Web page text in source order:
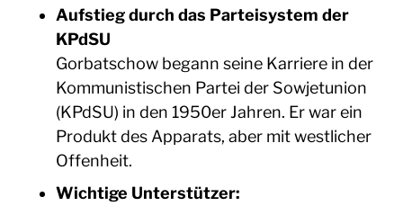
Aufstieg durch das Parteisystem der
KPdSU
Gorbatschow begann seine Karriere in der
Kommunistischen Partei der Sowjetunion
(KPdSU) in den 1950er Jahren. Er war ein
Produkt des Apparats, aber mit westlicher
Offenheit.
Wichtige Unterstützer: